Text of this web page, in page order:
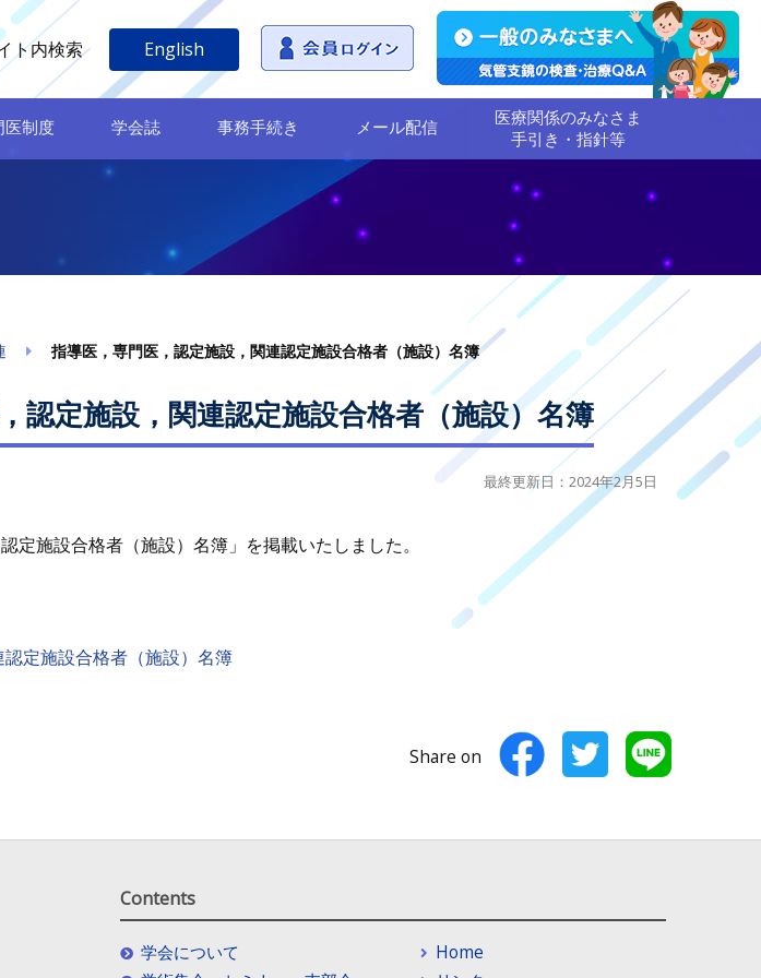
ト内検索 English
医制度 学会誌 事務手続き メール配信
医療関係のみなさま
手引き・指針等
指導医，専門医，認定施設，関連認定施設合格者（施設）名簿
認定施設，関連認定施設合格者（施設）名簿
最終更新日：2024年2月5日
定施設合格者（施設）名簿」を掲載いたしました。
定施設合格者（施設）名簿
Share on
Contents
学会について
Home